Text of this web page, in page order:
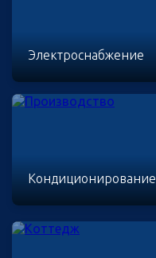
Электроснабжение
Кондиционирование